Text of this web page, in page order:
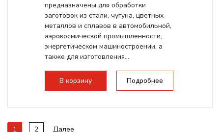
предназначены для обработки
заготовок из стали, чугуна, цветных
металлов и сплавов в автомобильной,
аэрокосмической промышленности,
энергетическом машиностроении, а
также для изготовления...
В корзину Подробнее
1 2 Далее